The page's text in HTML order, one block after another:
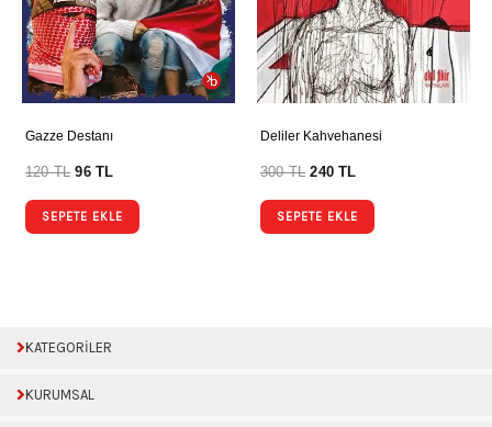
Gazze Destanı
120TL 96TL
SEPETE EKLE
Deliler Kahvehanesi
300TL 240TL
SEPETE EKLE
KATEGORİLER
KURUMSAL